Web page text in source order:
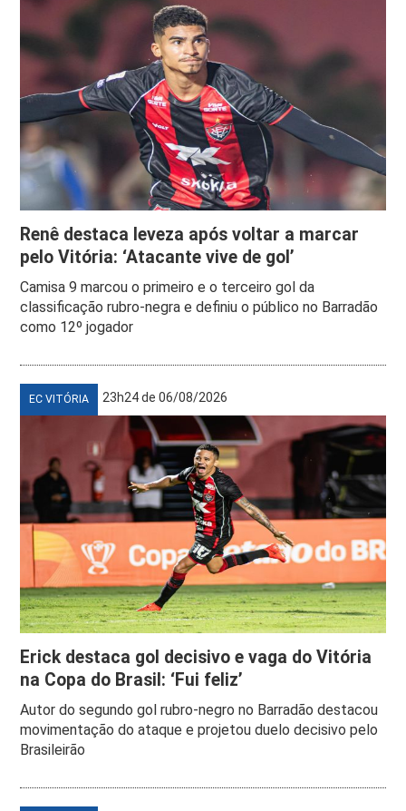
Renê destaca leveza após voltar a marcar
pelo Vitória: ‘Atacante vive de gol’
Camisa 9 marcou o primeiro e o terceiro gol da
classificação rubro-negra e definiu o público no Barradão
como 12º jogador
EC VITÓRIA 23h24 de 06/08/2026
Erick destaca gol decisivo e vaga do Vitória
na Copa do Brasil: ‘Fui feliz’
Autor do segundo gol rubro-negro no Barradão destacou
movimentação do ataque e projetou duelo decisivo pelo
Brasileirão